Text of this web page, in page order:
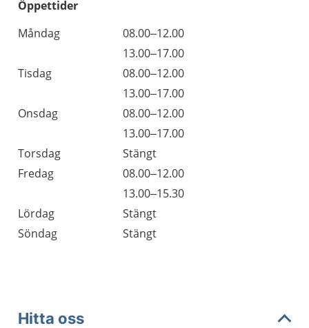
Öppettider
Dag
Öppettider
Kommentarer
Måndag
08.00–12.00
13.00–17.00
Tisdag
08.00–12.00
13.00–17.00
Onsdag
08.00–12.00
13.00–17.00
Torsdag
Stängt
Fredag
08.00–12.00
13.00–15.30
Lördag
Stängt
Söndag
Stängt
Hitta oss